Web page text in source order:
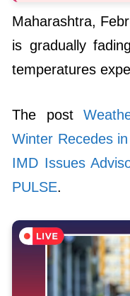
Maharashtra,
is gradually
temperatures
The post
Winter Recedes
IMD Issues
PULSE.